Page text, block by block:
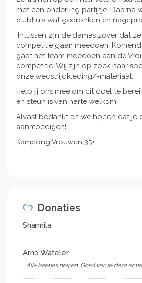
met een onderling partijtje. Daarna
clubhuis wat gedronken en
Intussen zijn de dames zover dat
competitie gaan meedoen.
gaat het team meedoen aan de
competitie. Wij zijn op zoek naar
onze wedstrijdkleding/-materiaal.
Help jij ons mee om dit doel te
en steun is van harte welkom!
Alvast bedankt en we hopen dat je
aanmoedigen!
Kampong Vrouwen 35+
Donaties
Sharmila
Arno Wateler
Alle beetjes helpen. Goed van je deze